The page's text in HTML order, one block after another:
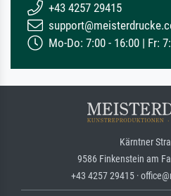
+43 4257 29415
Mo-Do: 7:00 - 16:00 | Fr:
Kärntner
9586 Finkenstein am
+43 4257 29415 ·